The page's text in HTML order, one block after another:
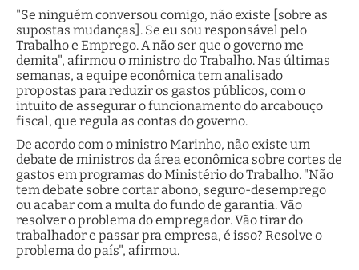
"Se ninguém conversou comigo, não existe [sobre as
supostas mudanças]. Se eu sou responsável pelo
Trabalho e Emprego. A não ser que o governo me
demita", afirmou o ministro do Trabalho. Nas últimas
semanas, a equipe econômica tem analisado
propostas para reduzir os gastos públicos, com o
intuito de assegurar o funcionamento do arcabouço
fiscal, que regula as contas do governo.
De acordo com o ministro Marinho, não existe um
debate de ministros da área econômica sobre cortes de
gastos em programas do Ministério do Trabalho. "Não
tem debate sobre cortar abono, seguro-desemprego
ou acabar com a multa do fundo de garantia. Vão
resolver o problema do empregador. Vão tirar do
trabalhador e passar pra empresa, é isso? Resolve o
problema do país", afirmou.